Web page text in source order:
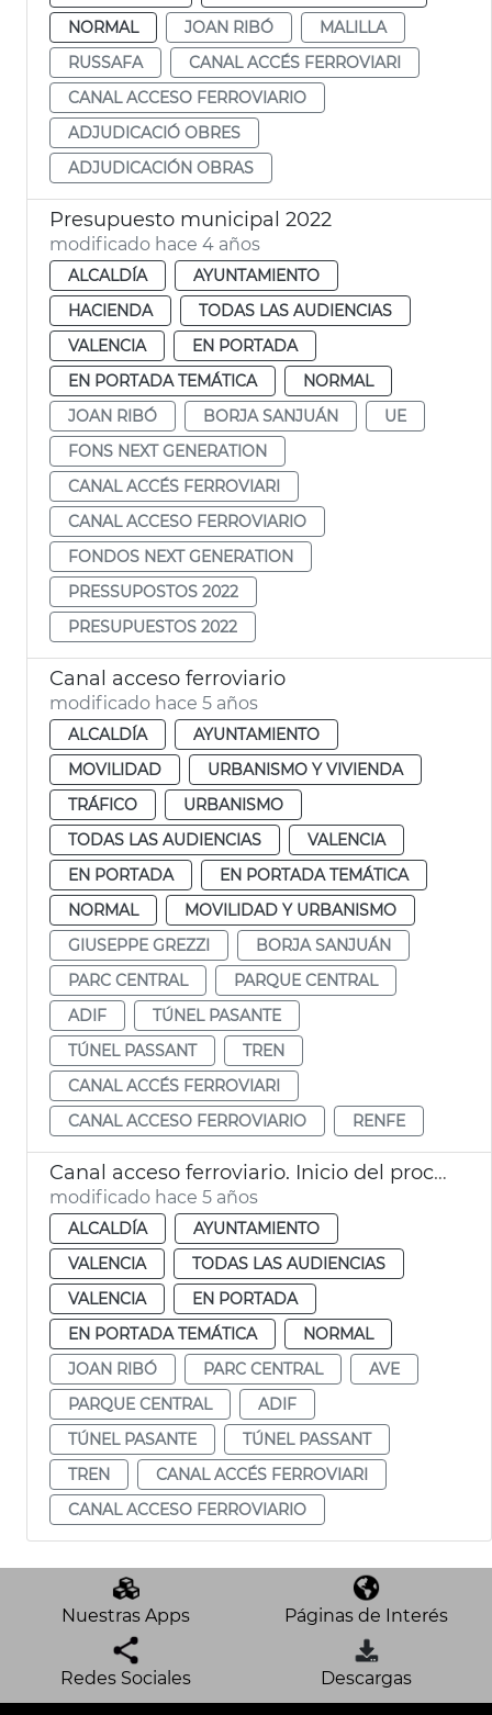
NORMAL
JOAN RIBÓ
MALILLA
RUSSAFA
CANAL ACCÉS FERROVIARI
CANAL ACCESO FERROVIARIO
ADJUDICACIÓ OBRES
ADJUDICACIÓN OBRAS
Presupuesto municipal 2022
modificado hace 4 años
ALCALDÍA
AYUNTAMIENTO
HACIENDA
TODAS LAS AUDIENCIAS
VALENCIA
EN PORTADA
EN PORTADA TEMÁTICA
NORMAL
JOAN RIBÓ
BORJA SANJUÁN
UE
FONS NEXT GENERATION
CANAL ACCÉS FERROVIARI
CANAL ACCESO FERROVIARIO
FONDOS NEXT GENERATION
PRESSUPOSTOS 2022
PRESUPUESTOS 2022
Canal acceso ferroviario
modificado hace 5 años
ALCALDÍA
AYUNTAMIENTO
MOVILIDAD
URBANISMO Y VIVIENDA
TRÁFICO
URBANISMO
TODAS LAS AUDIENCIAS
VALENCIA
EN PORTADA
EN PORTADA TEMÁTICA
NORMAL
MOVILIDAD Y URBANISMO
GIUSEPPE GREZZI
BORJA SANJUÁN
PARC CENTRAL
PARQUE CENTRAL
ADIF
TÚNEL PASANTE
TÚNEL PASSANT
TREN
CANAL ACCÉS FERROVIARI
CANAL ACCESO FERROVIARIO
RENFE
Canal acceso ferroviario. Inicio del proceso
modificado hace 5 años
ALCALDÍA
AYUNTAMIENTO
VALENCIA
TODAS LAS AUDIENCIAS
VALENCIA
EN PORTADA
EN PORTADA TEMÁTICA
NORMAL
JOAN RIBÓ
PARC CENTRAL
AVE
PARQUE CENTRAL
ADIF
TÚNEL PASANTE
TÚNEL PASSANT
TREN
CANAL ACCÉS FERROVIARI
CANAL ACCESO FERROVIARIO
Nuestras Apps Páginas de Interés
Redes Sociales Descargas